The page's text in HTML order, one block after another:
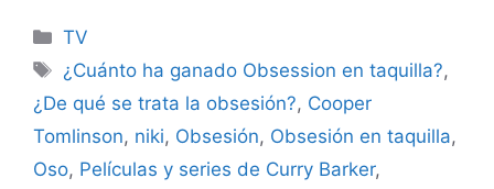
Categories
TV
Tags
¿Cuánto ha ganado Obsession en taquilla?,
¿De qué se trata la obsesión?, Cooper
Tomlinson, niki, Obsesión, Obsesión en taquilla,
Oso, Películas y series de Curry Barker,